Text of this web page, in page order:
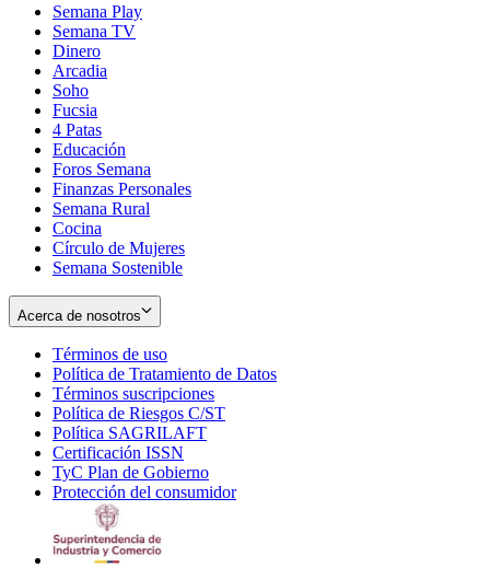
Semana Play
Semana TV
Dinero
Arcadia
Soho
in
new
window
Fucsia
in
new
window
4 Patas
Educación
Foros Semana
Finanzas Personales
Semana Rural
Cocina
Círculo de Mujeres
Semana Sostenible
Acerca de nosotros
Términos de uso
in
new
window
Política de Tratamiento de Datos
Términos suscripciones
in
Política de Riesgos C/ST
Política SAGRILAFT
new
window
Certificación ISSN
in
new
TyC Plan de Gobierno
in
Protección del consumidorOpens